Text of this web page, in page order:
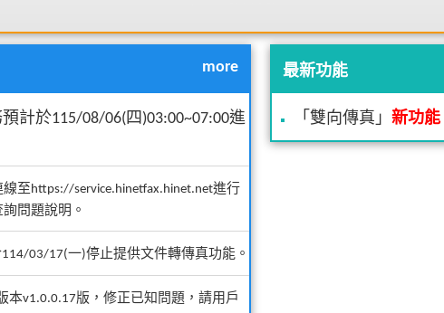
more
計於115/08/06(四)03:00~07:00進
至https://service.hinetfax.hinet.net進行
問題說明。
03/17(一)停止提供文件轉傳真功能。
本v1.0.0.17版，修正已知問題，請用戶
最新功能
「雙向傳真」 新功能